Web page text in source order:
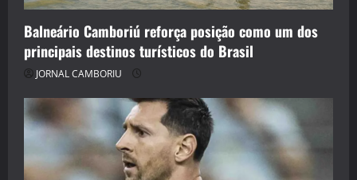
Balneário Camboriú reforça posição como um dos
principais destinos turísticos do Brasil
JORNAL CAMBORIU